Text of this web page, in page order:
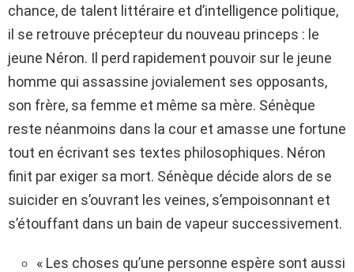
chance, de talent littéraire et d’intelligence politique,
il se retrouve précepteur du nouveau princeps : le
jeune Néron. Il perd rapidement pouvoir sur le jeune
homme qui assassine jovialement ses opposants,
son frère, sa femme et même sa mère. Sénèque
reste néanmoins dans la cour et amasse une fortune
tout en écrivant ses textes philosophiques. Néron
finit par exiger sa mort. Sénèque décide alors de se
suicider en s’ouvrant les veines, s’empoisonnant et
s’étouffant dans un bain de vapeur successivement.
« Les choses qu’une personne espère sont aussi